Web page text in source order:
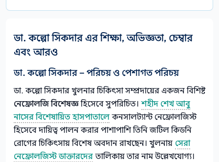
ডা. কল্পো সিকদার এর শিক্ষা, অভিজ্ঞতা, চেম্বার
এবং আরও
ডা. কল্পো সিকদার – পরিচয় ও পেশাগত পরিচয়
ডা. কল্পো সিকদার খুলনার চিকিৎসা সম্প্রদায়ের একজন বিশিষ্ট
নেফ্রোলজি বিশেষজ্ঞহিসেবে সুপরিচিত। শহীদ শেখ আবু
নাসের বিশেষায়িত হাসপাতালে কনসালট্যান্ট নেফ্রোলজিস্ট
হিসেবে দায়িত্ব পালন করার পাশাপাশি তিনি জটিল কিডনি
রোগের চিকিৎসায় বিশেষ অবদান রাখছেন। খুলনায় সেরা
নেফ্রোলজিস্ট ডাক্তারদের তালিকায় তার নাম উল্লেখযোগ্য।